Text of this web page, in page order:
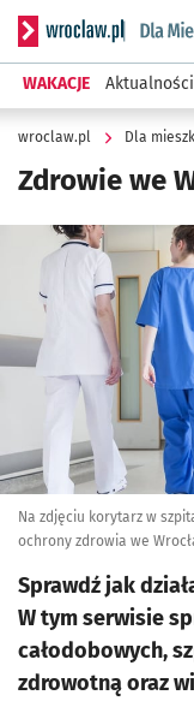
Serwis
WAKACJE Aktualności
wroclaw.pl Dla
Zdrowie we
Kliknij, aby
Na zdjęciu korytarz w
ochrony zdrowia we
Sprawdź jak
W tym serwisie
całodobowych,
zdrowotną oraz